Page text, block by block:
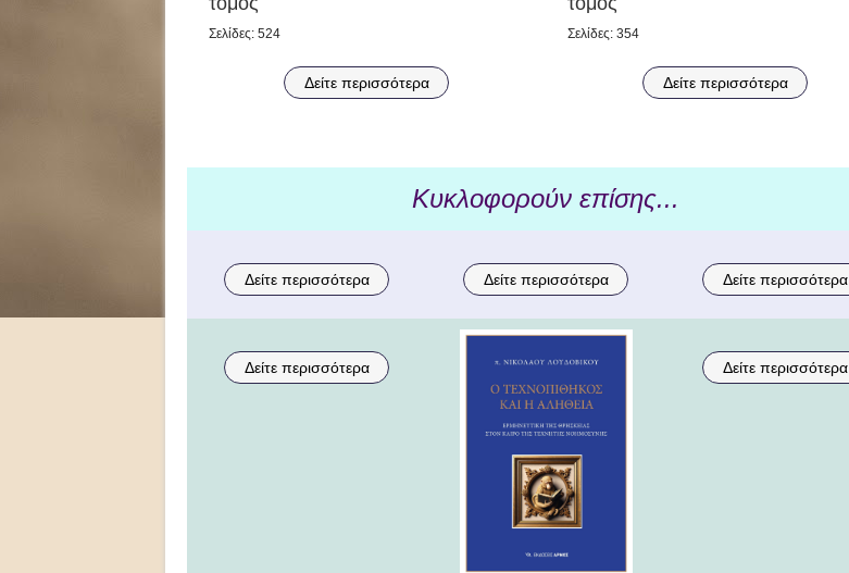
Σελίδες: 524 Σελίδες: 354
Δείτε περισσότερα Δείτε περισσότερα
Κυκλοφορούν επίσης...
Δείτε περισσότερα Δείτε περισσότερα Δείτε περισσότερα
Δείτε περισσότερα Δείτε περισσότερα